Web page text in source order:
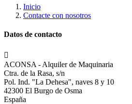
Inicio
Contacte con nosotros
Datos de contacto

ACONSA - Alquiler de Maquinaria
Ctra. de la Rasa, s/n
Pol. Ind. "La Dehesa", naves 8 y 10
42300 El Burgo de Osma
España